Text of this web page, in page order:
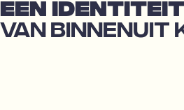
EEN
VAN BINNENUIT